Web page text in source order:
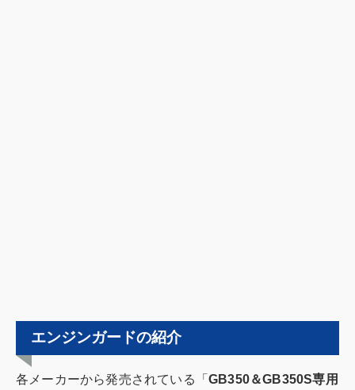
エンジンガードの紹介
各メーカーから発売されている「 GB350＆GB350S専用